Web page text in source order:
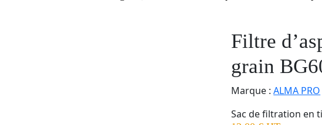
Filtre
grain
Marque :ALMA PRO
Sac de filtration en